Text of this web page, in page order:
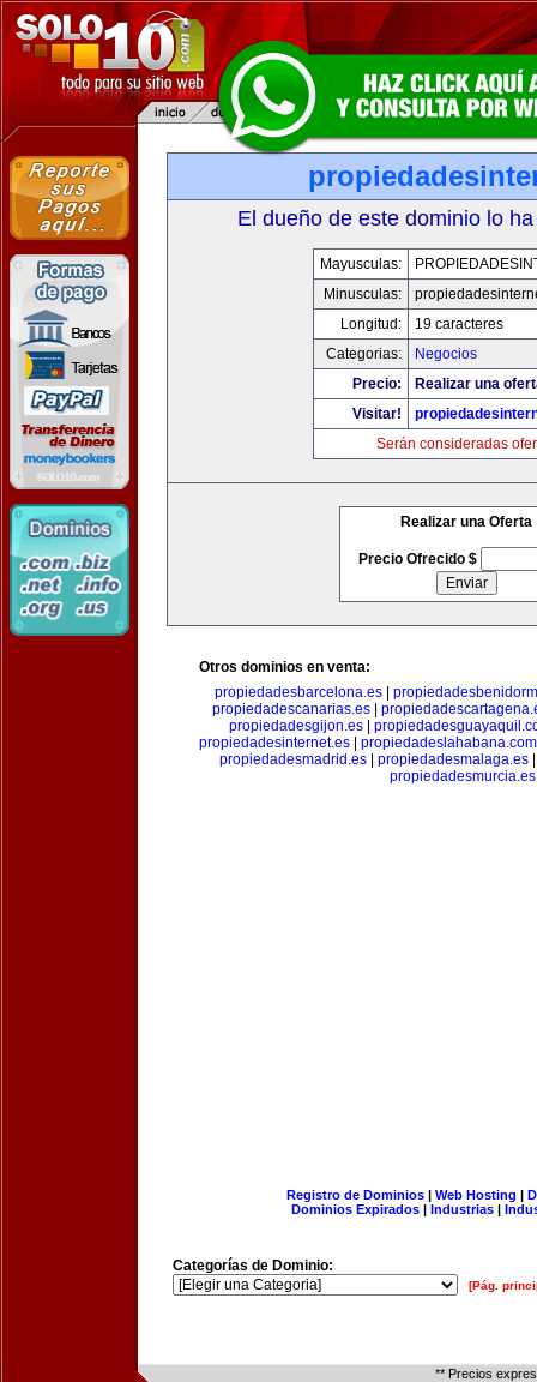
El dueño de este dominio lo
Mayusculas:
Minusculas:
Longitud:
19 caracteres
Categorias:
Negocios
Precio:
Realizar una
Visitar!
Serán consideradas
Realizar una Oferta
Precio Ofrecido $
Otros dominios en venta:
propiedadesbarcelona.es
propiedadescanarias.es|
propiedadesgijon.es
propiedadesinternet.es
propiedadeslahabana.com
propiedadesmadrid.es
propiedadesmalaga.es
propiedadesmurcia.es
Registro de Dominios| Web Hosting |
Dominios Expirados | Industrias |
Categorías de Dominio:
[Pág.
** Precios